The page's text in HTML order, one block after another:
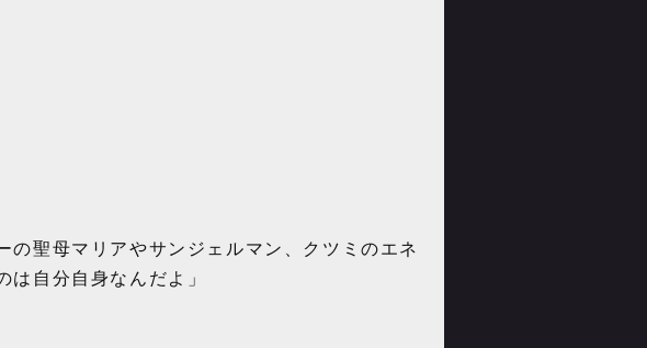
の聖母マリアやサンジェルマン、クツミのエネ
自分自身なんだよ」